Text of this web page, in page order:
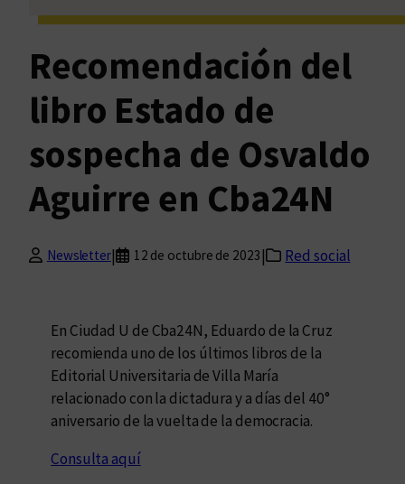
Recomendación del
libro Estado de
sospecha de Osvaldo
Aguirre en Cba24N
Newsletter| 12 de octubre de 2023 | Red social
En Ciudad U de Cba24N, Eduardo de la Cruz
recomienda uno de los últimos libros de la
Editorial Universitaria de Villa María
relacionado con la dictadura y a días del 40°
aniversario de la vuelta de la democracia.
Consulta aquí